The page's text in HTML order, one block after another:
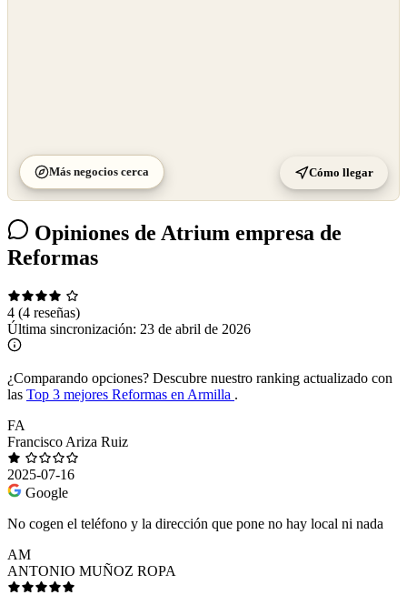
Más negocios cerca Cómo llegar
Opiniones de Atrium empresa de
Reformas
4 (4 reseñas)
Última sincronización: 23 de abril de 2026
¿Comparando opciones? Descubre nuestro ranking actualizado con
las Top 3 mejores Reformas en Armilla .
FA
Francisco Ariza Ruiz
2025-07-16
Google
No cogen el teléfono y la dirección que pone no hay local ni nada
AM
ANTONIO MUÑOZ ROPA